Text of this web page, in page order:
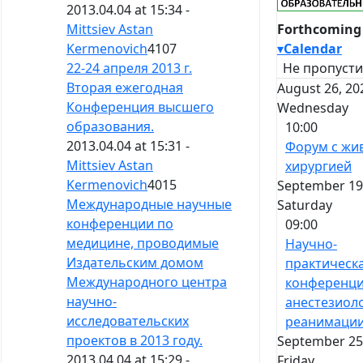
2013.04.04 at 15:34 -
Mittsiev Astan
Kermenovich4107
22-24 апреля 2013 г.
Вторая ежегодная
Конференция высшего
образования.
2013.04.04 at 15:31 -
Mittsiev Astan
Kermenovich4015
Международные научные
конференции по
медицине, проводимые
Издательским домом
Международного центра
научно-
исследовательских
проектов в 2013 году.
▾Calendar
Не
August 26,
Wednesday
10:00
Форум с
хирургией
September
Saturday
09:00
Научно-
September